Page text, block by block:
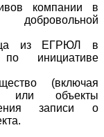
компании в
из ЕГРЮЛ в
по инициативе
(включая
или объекты
записи о